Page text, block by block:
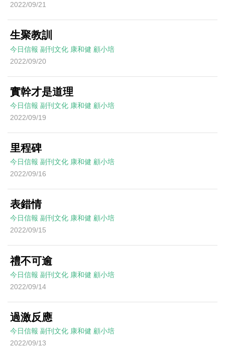
2022/09/21
生聚教訓
今日信報 副刊文化 康和健 顧小培
2022/09/20
實幹才是道理
今日信報 副刊文化 康和健 顧小培
2022/09/19
里程碑
今日信報 副刊文化 康和健 顧小培
2022/09/16
表錯情
今日信報 副刊文化 康和健 顧小培
2022/09/15
禮不可逾
今日信報 副刊文化 康和健 顧小培
2022/09/14
過激反應
今日信報 副刊文化 康和健 顧小培
2022/09/13